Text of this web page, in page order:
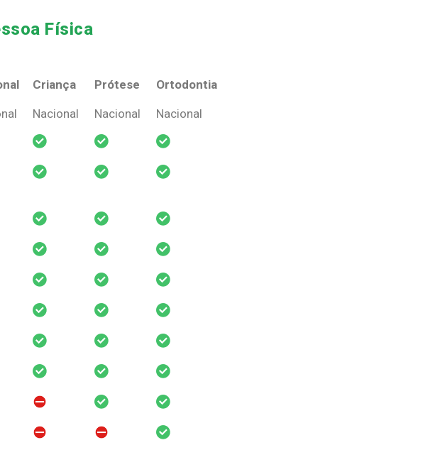
Física​
Criança Prótese
Ortodontia
Criança Prótese Ortodontia
Nacional Nacional Nacional